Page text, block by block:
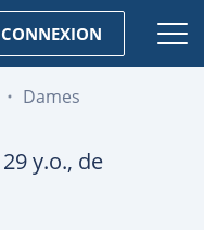
CONNEXION
Dames
29y.o., de